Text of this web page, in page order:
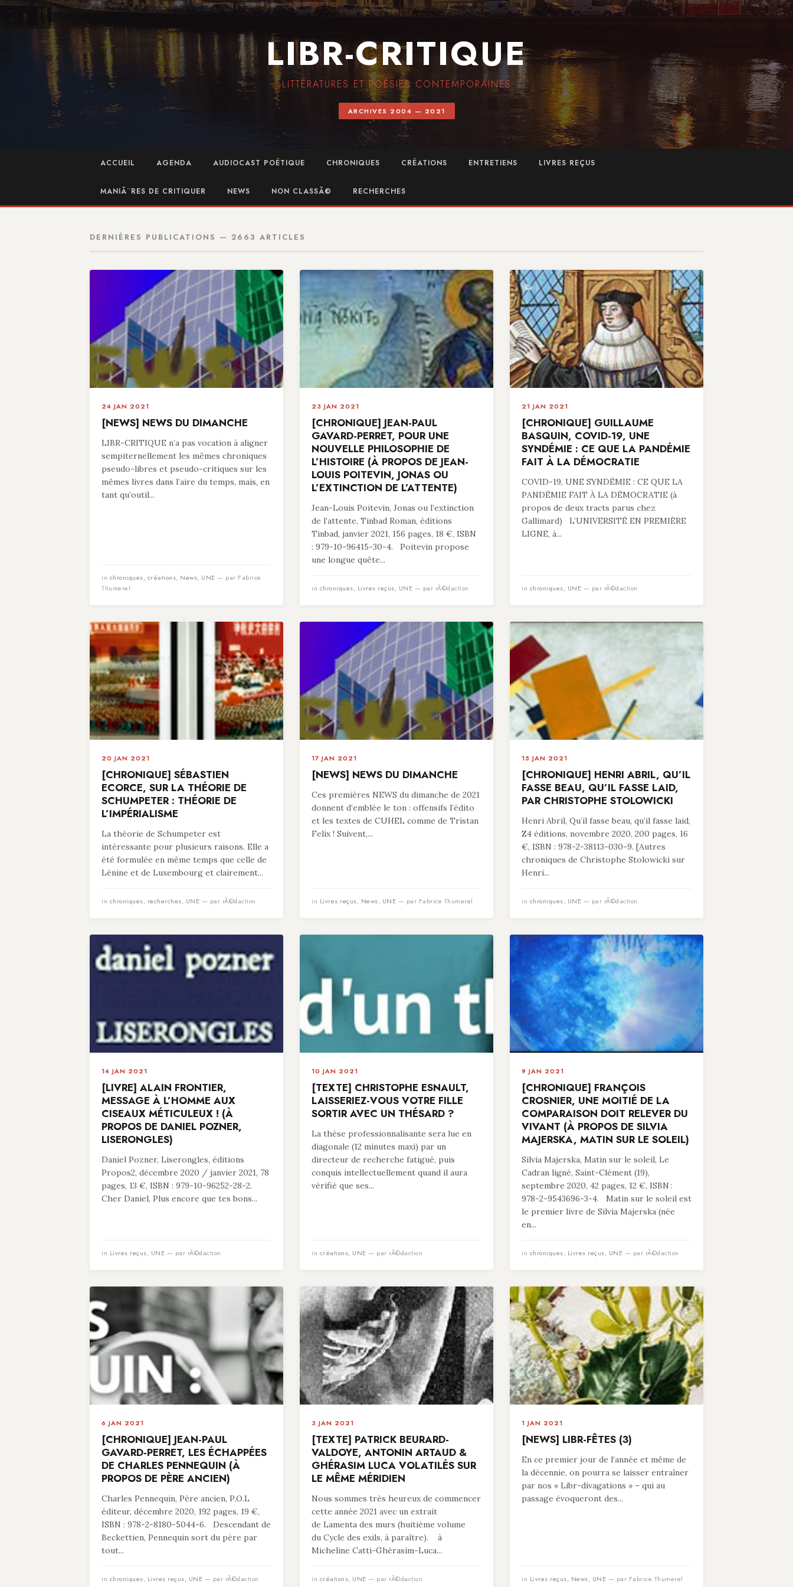
LIBR-CRITIQUE
LITTÉRATURES ET POÉSIES CONTEMPORAINES
ARCHIVES 2004 — 2021
ACCUEIL AGENDA AUDIOCAST POÉTIQUE CHRONIQUES CRÉATIONS ENTRETIENS LIVRES REÇUS
MANIÃ¨RES DE CRITIQUER NEWS NON CLASSÃ© RECHERCHES
DERNIÈRES PUBLICATIONS — 2663 ARTICLES
24 JAN 2021
[NEWS] NEWS DU DIMANCHE
LIBR-CRITIQUE n’a pas vocation à aligner
sempiternellement les mêmes chroniques
pseudo-libres et pseudo-critiques sur les
mêmes livres dans l’aire du temps, mais, en
tant qu’outil...
in chroniques, créations, News, UNE — par Fabrice
Thumerel
23 JAN 2021
[CHRONIQUE] JEAN-PAUL
GAVARD-PERRET, POUR UNE
NOUVELLE PHILOSOPHIE DE
L’HISTOIRE (À PROPOS DE JEAN-
LOUIS POITEVIN, JONAS OU
L’EXTINCTION DE L’ATTENTE)
Jean-Louis Poitevin, Jonas ou l’extinction
de l’attente, Tinbad Roman, éditions
Tinbad, janvier 2021, 156 pages, 18 €, ISBN
: 979-10-96415-30-4. Poitevin propose
une longue quête...
in chroniques, Livres reçus, UNE — par rÃ©daction
21 JAN 2021
[CHRONIQUE] GUILLAUME
BASQUIN, COVID-19, UNE
SYNDÉMIE : CE QUE LA PANDÉMIE
FAIT À LA DÉMOCRATIE
COVID-19, UNE SYNDÉMIE : CE QUE LA
PANDÉMIE FAIT À LA DÉMOCRATIE (à
propos de deux tracts parus chez
Gallimard) L’UNIVERSITÉ EN PREMIÈRE
LIGNE, à...
in chroniques, UNE — par rÃ©daction
20 JAN 2021
[CHRONIQUE] SÉBASTIEN
ECORCE, SUR LA THÉORIE DE
SCHUMPETER : THÉORIE DE
L’IMPÉRIALISME
La théorie de Schumpeter est
intéressante pour plusieurs raisons. Elle a
été formulée en même temps que celle de
Lénine et de Luxembourg et clairement...
in chroniques, recherches, UNE — par rÃ©daction
17 JAN 2021
[NEWS] NEWS DU DIMANCHE
Ces premières NEWS du dimanche de 2021
donnent d’emblée le ton : offensifs l’édito
et les textes de CUHEL comme de Tristan
Felix ! Suivent,...
in Livres reçus, News, UNE — par Fabrice Thumerel
15 JAN 2021
[CHRONIQUE] HENRI ABRIL, QU’IL
FASSE BEAU, QU’IL FASSE LAID,
PAR CHRISTOPHE STOLOWICKI
Henri Abril, Qu’il fasse beau, qu’il fasse laid,
Z4 éditions, novembre 2020, 200 pages, 16
€, ISBN : 978-2-38113-030-9. [Autres
chroniques de Christophe Stolowicki sur
Henri...
in chroniques, UNE — par rÃ©daction
14 JAN 2021
[LIVRE] ALAIN FRONTIER,
MESSAGE À L’HOMME AUX
CISEAUX MÉTICULEUX ! (À
PROPOS DE DANIEL POZNER,
LISERONGLES)
Daniel Pozner, Liserongles, éditions
Propos2, décembre 2020 / janvier 2021, 78
pages, 13 €, ISBN : 979-10-96252-28-2.
Cher Daniel, Plus encore que tes bons...
in Livres reçus, UNE — par rÃ©daction
10 JAN 2021
[TEXTE] CHRISTOPHE ESNAULT,
LAISSERIEZ-VOUS VOTRE FILLE
SORTIR AVEC UN THÉSARD ?
La thèse professionnalisante sera lue en
diagonale (12 minutes maxi) par un
directeur de recherche fatigué, puis
conquis intellectuellement quand il aura
vérifié que ses...
in créations, UNE — par rÃ©daction
9 JAN 2021
[CHRONIQUE] FRANÇOIS
CROSNIER, UNE MOITIÉ DE LA
COMPARAISON DOIT RELEVER DU
VIVANT (À PROPOS DE SILVIA
MAJERSKA, MATIN SUR LE SOLEIL)
Silvia Majerska, Matin sur le soleil, Le
Cadran ligné, Saint-Clément (19),
septembre 2020, 42 pages, 12 €, ISBN :
978-2-9543696-3-4. Matin sur le soleil est
le premier livre de Silvia Majerska (née
en...
in chroniques, Livres reçus, UNE — par rÃ©daction
6 JAN 2021
[CHRONIQUE] JEAN-PAUL
GAVARD-PERRET, LES ÉCHAPPÉES
DE CHARLES PENNEQUIN (À
PROPOS DE PÈRE ANCIEN)
Charles Pennequin, Père ancien, P.O.L
éditeur, décembre 2020, 192 pages, 19 €,
ISBN : 978-2-8180-5044-6. Descendant de
Beckettien, Pennequin sort du père par
tout...
in chroniques, Livres reçus, UNE — par rÃ©daction
3 JAN 2021
[TEXTE] PATRICK BEURARD-
VALDOYE, ANTONIN ARTAUD &
GHÉRASIM LUCA VOLATILÉS SUR
LE MÊME MÉRIDIEN
Nous sommes très heureux de commencer
cette année 2021 avec un extrait
de Lamenta des murs (huitième volume
du Cycle des exils, à paraître). à
Micheline Catti-Ghérasim-Luca...
in créations, UNE — par rÃ©daction
1 JAN 2021
[NEWS] LIBR-FÊTES (3)
En ce premier jour de l’année et même de
la décennie, on pourra se laisser entraîner
par nos « Libr-divagations » – qui au
passage évoqueront des...
in Livres reçus, News, UNE — par Fabrice Thumerel